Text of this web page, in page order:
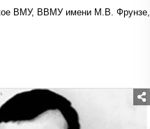
ВМУ, ВВМУ имени М.В. Фрунзе,